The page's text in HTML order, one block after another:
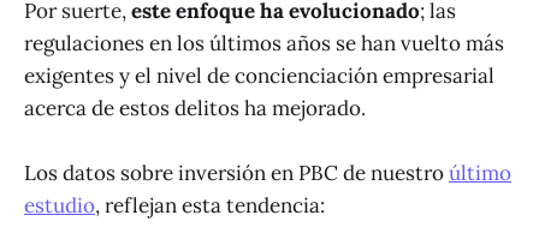
Por suerte,este enfoque ha evolucionado; las
regulaciones en los últimos años se han vuelto más
exigentes y el nivel de concienciación empresarial
acerca de estos delitos ha mejorado.
Los datos sobre inversión en PBC de nuestroúltimo
estudio, reflejan esta tendencia: